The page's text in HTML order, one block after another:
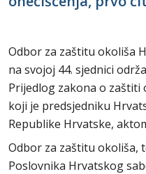
Odbor za zaštitu okoliša
na svojoj 44. sjednici
Prijedlog zakona o zaštiti
koji je predsjedniku
Republike Hrvatske,
Odbor za zaštitu okoliša,
Poslovnika Hrvatskog